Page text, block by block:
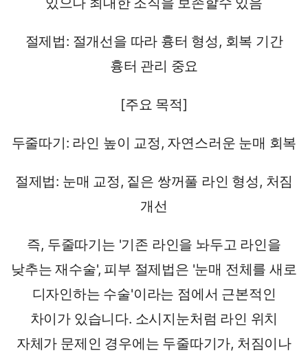
절제법: 절개선을 따라 흉터 형성, 회복 기간
흉터 관리 중요
[주요 목적]
두줄따기: 라인 높이 교정, 자연스러운 눈매 회복
절제법: 눈매 교정, 짙은 쌍꺼풀 라인 형성, 처짐
개선
즉, 두줄따기는 '기존 라인을 놔두고 라인을
낮추는 재수술', 피부 절제법은 '눈매 전체를 새로
디자인하는 수술'이라는 점에서 근본적인
차이가 있습니다. 소시지눈처럼 라인 위치
자체가 문제인 경우에는 두줄따기가, 처짐이나